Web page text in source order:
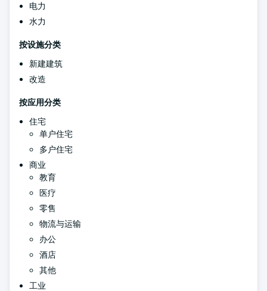
电力
水力
按设施分类
新建建筑
改造
按应用分类
住宅
单户住宅
多户住宅
商业
教育
医疗
零售
物流与运输
办公
酒店
其他
工业